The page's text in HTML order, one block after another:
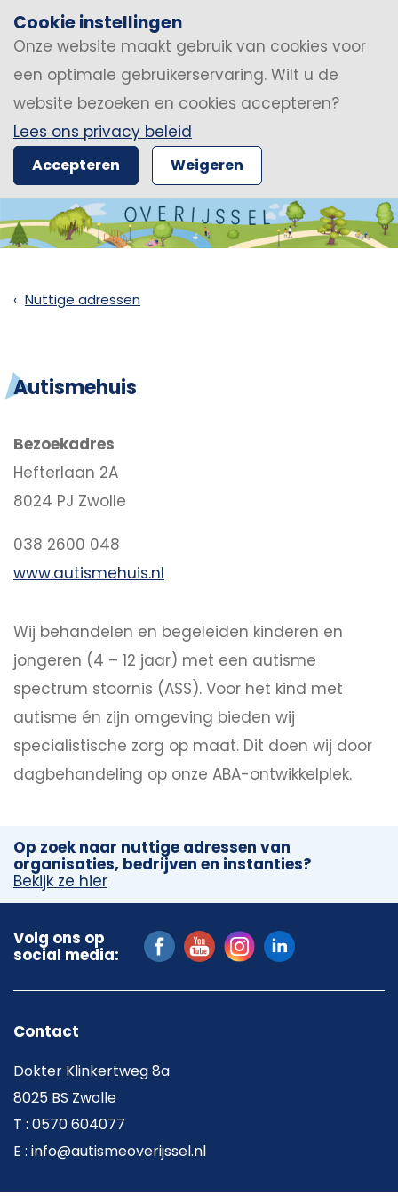
Cookie instellingen
Onze website maakt gebruik van cookies voor
een optimale gebruikerservaring. Wilt u de
website bezoeken en cookies accepteren?
Lees ons privacy beleid
Accepteren Weigeren
Nuttige adressen
Autismehuis
Bezoekadres
Hefterlaan 2A
8024 PJ Zwolle
038 2600 048
www.autismehuis.nl
Wij behandelen en begeleiden kinderen en
jongeren (4 – 12 jaar) met een autisme
spectrum stoornis (ASS). Voor het kind met
autisme én zijn omgeving bieden wij
specialistische zorg op maat. Dit doen wij door
dagbehandeling op onze ABA-ontwikkelplek.
Op zoek naar nuttige adressen van
organisaties, bedrijven en instanties?
Bekijk ze hier
Volg ons op
social media:
Contact
Dokter Klinkertweg 8a
8025 BS Zwolle
T : 0570 604077
E : info@autismeoverijssel.nl